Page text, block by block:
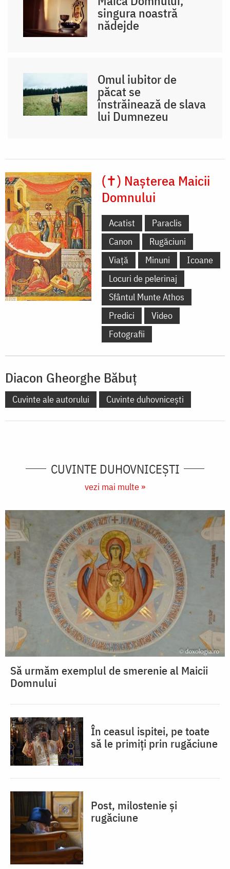
singura noastră
nădejde
Omul iubitor de
păcat se
înstrăinează de slava
lui Dumnezeu
(✝) Nașterea Maicii
Domnului
Acatist
Paraclis
Canon
Rugăciuni
Viață
Minuni
Icoane
Locuri de pelerinaj
Sfântul Munte Athos
Predici
Video
Fotografii
Diacon Gheorghe Băbuț
Cuvinte ale autorului Cuvinte duhovnicești
CUVINTE DUHOVNICEȘTI
vezi mai multe »
Să urmăm exemplul de smerenie al Maicii
Domnului
În ceasul ispitei, pe toate
să le primiți prin rugăciune
Post, milostenie și
rugăciune